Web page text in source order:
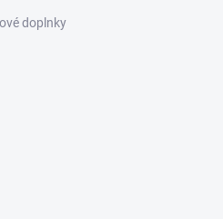
doplnky